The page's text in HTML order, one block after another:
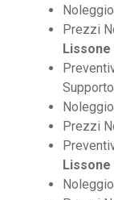
Prezzi
Lissone
Supporto
Prezzi
Lissone